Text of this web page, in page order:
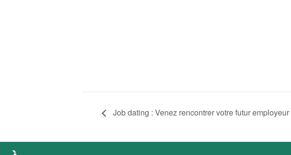
Job dating : Venez rencontrer votre futur employeur